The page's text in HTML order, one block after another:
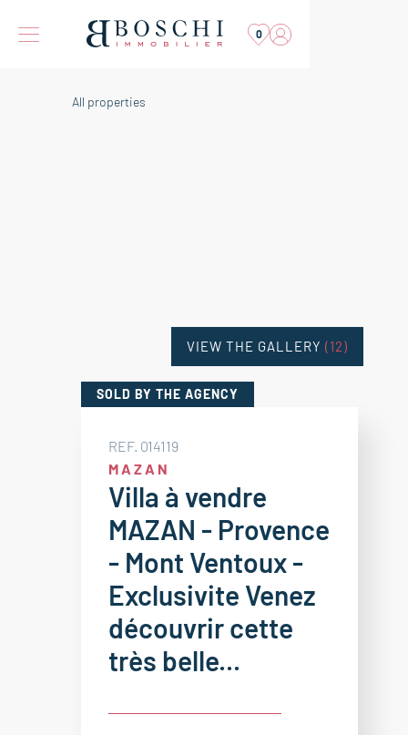
0
All properties
SOLD BY THE AGENCY
REF. 014119
MAZAN
Villa à vendre
MAZAN - Provence
- Mont Ventoux -
Exclusivite Venez
découvrir cette
très belle...
VIEW THE GALLERY (12)